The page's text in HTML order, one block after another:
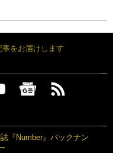
をお届けします
『Number』バックナン